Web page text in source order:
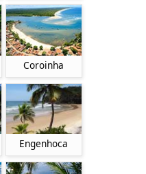
Coroinha
Engenhoca